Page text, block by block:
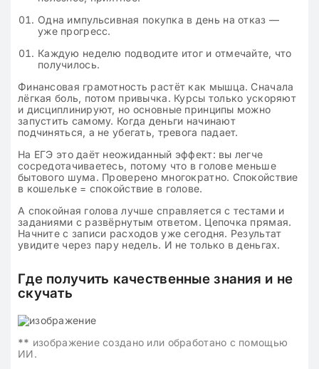
Одна импульсивная покупка в день на отказ —
уже прогресс.
Каждую неделю подводите итог и отмечайте, что
получилось.
Финансовая грамотность растёт как мышца. Сначала
лёгкая боль, потом привычка. Курсы только ускоряют
и дисциплинируют, но основные принципы можно
запустить самому. Когда деньги начинают
подчиняться, а не убегать, тревога падает.
На ЕГЭ это даёт неожиданный эффект: вы легче
сосредотачиваетесь, потому что в голове меньше
бытового шума. Проверено многократно. Спокойствие
в кошельке = спокойствие в голове.
А спокойная голова лучше справляется с тестами и
заданиями с развёрнутым ответом. Цепочка прямая.
Начните с записи расходов уже сегодня. Результат
увидите через пару недель. И не только в деньгах.
Где получить качественные знания и не
скучать
** изображение создано или обработано с помощью
ИИ.